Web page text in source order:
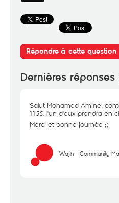
Répondre à cette question
Dernières réponses
Salut Mohamed Amine,
1155, l'un d'eux prendra en
Merci et bonne journée ;)
Wajih - Community